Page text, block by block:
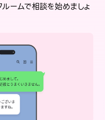
ルームで相談を始めましょ